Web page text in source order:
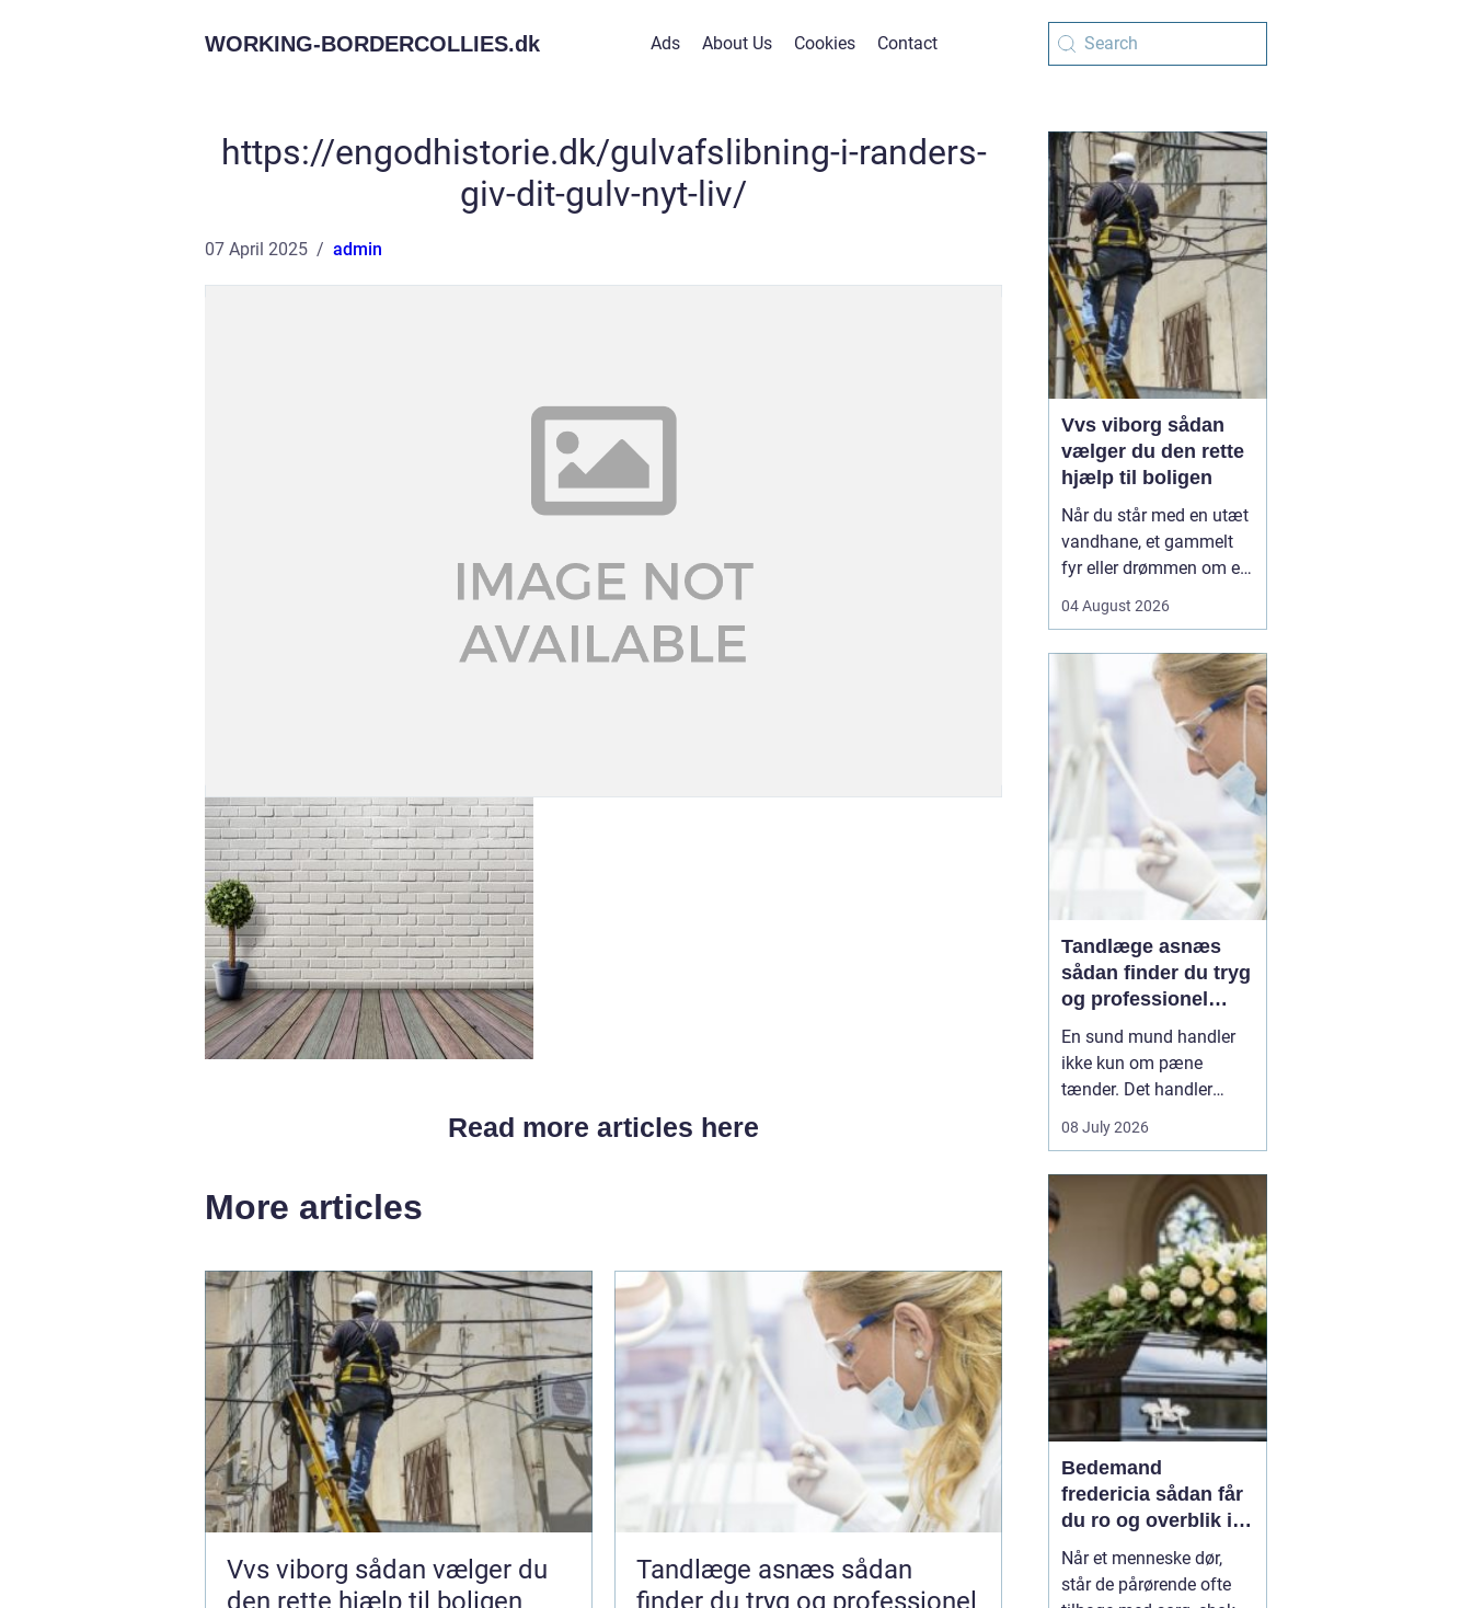
WORKING-BORDERCOLLIES.dk Ads About Us Cookies Contact
https://engodhistorie.dk/gulvafslibning-i-randers-
giv-dit-gulv-nyt-liv/
07 April 2025 admin
Read more articles here
More articles
Vvs viborg sådan vælger du
den rette hjælp til boligen
Tandlæge asnæs sådan
finder du tryg og professionel
Vvs viborg sådan
vælger du den rette
hjælp til boligen
Når du står med en utæt
vandhane, et gammelt
fyr eller drømmen om et
dygtig VVSer være
løsning og en dyr
langtidsskade. I Viborg
og omegn findes der
mange fagfolk, men
hvordan sikrer du dig, at
04 August 2026
Tandlæge asnæs
sådan finder du tryg
og professionel
tandpleje
En sund mund handler
ikke kun om pæne
tænder. Det handler
også om at kunne spise
uden smerter, tale frit og
bekymret. For mange i
og omkring Asnæs kan
det dog være en
udfordring at finde den
rette tandlæge, især hvis
man har haft d...
08 July 2026
Bedemand
fredericia sådan får
du ro og overblik i
en svær tid
Når et menneske dør,
står de pårørende ofte